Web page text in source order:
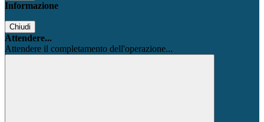
Informazione
Chiudi
Attendere...
Attendere il completamento dell'operazione...